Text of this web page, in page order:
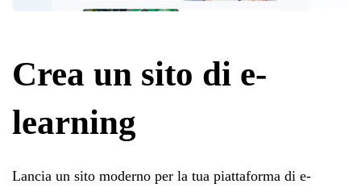
Crea un sito di e-
learning
Lancia un sito moderno per la tua piattaforma di e-